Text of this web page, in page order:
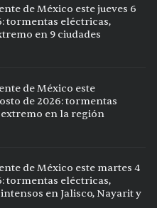
de México este jueves 6
tormentas eléctricas,
en 9 ciudades
de México este
de 2026: tormentas
en la región
de México este martes 4
tormentas eléctricas,
en Jalisco, Nayarit y